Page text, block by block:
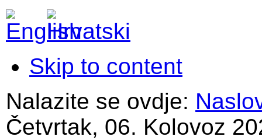
Skip to content
Nalazite se ovdje:
Četvrtak, 06. Kolovoz